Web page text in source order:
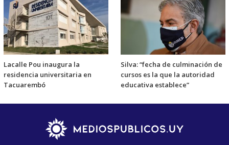
Lacalle Pou inaugura la
residencia universitaria en
Tacuarembó
Silva: “fecha de culminación de
cursos es la que la autoridad
educativa establece”